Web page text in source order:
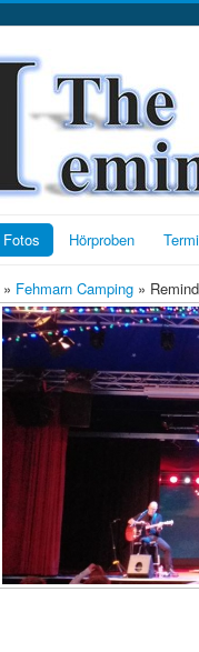
Fotos Hörproben
» Fehmarn Camping »